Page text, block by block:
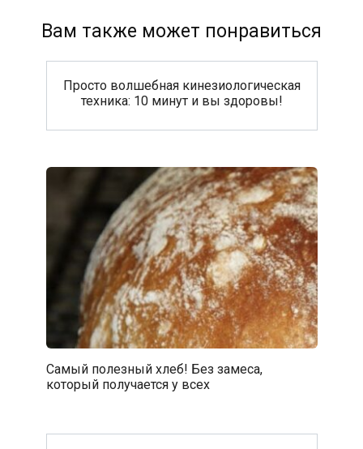
Вам также может понравиться
Просто волшебная кинезиологическая
техника: 10 минут и вы здоровы!
Самый полезный хлеб! Без замеса,
который получается у всех